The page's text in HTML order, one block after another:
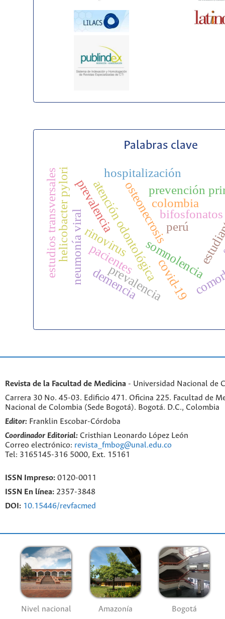
Palabras clave
bifosfonatos
osteonecrosis
atención odontológicaprevención
somnolencia
prevalenciacovid-19
rinovirus
neumonía viral
hospitalización
helicobacter pylori colombia
pacientes
perú
estudios transversales prevalencia
demencia
Revista de la Facultad de Medicina - Universidad Nacional de
Carrera 30 No. 45-03. Edificio 471. Oficina 225. Facultad de
Nacional de Colombia (Sede Bogotá). Bogotá. D.C., Colombia
Editor: Franklin Escobar-Córdoba
Coordinador Editorial: Cristhian Leonardo López León
Correo electrónico: revista_fmbog@unal.edu.co
Tel: 3165145-316 5000, Ext. 15161
ISSN Impreso: 0120-0011
ISSN En línea: 2357-3848
DOI: 10.15446/revfacmed
Nivel nacional Amazonía Bogotá